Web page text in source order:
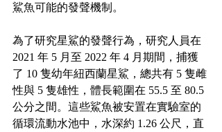
鯊魚可能的發聲機制。
為了研究星鯊的發聲行為，研究人員在
2021 年 5 月至 2022 年 4 月期間，捕獲
了 10 隻幼年紐西蘭星鯊，總共有 5 隻雌
性與 5 隻雄性，體長範圍在 55.5 至 80.5
公分之間。這些鯊魚被安置在實驗室的
循環流動水池中，水深約 1.26 公尺，直